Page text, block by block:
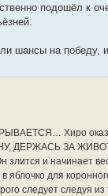
подошёл к
на победу,
Хиро
ДЕРЖАСЬ ЗА
и начинает
яблочко для
следует следуя